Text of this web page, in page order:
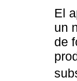
El
un
de